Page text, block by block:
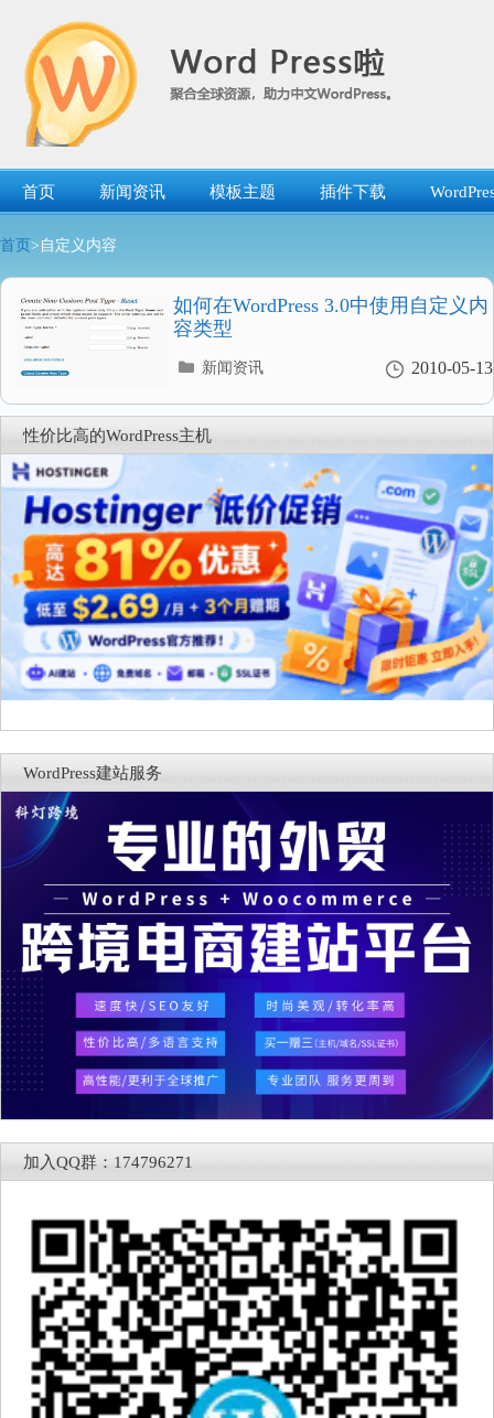
首页 新闻资讯 模板主题 插件下载
首页 >自定义内容
如何在WordPress 3.0中使用自定义内
容类型
2010-05-13
分
录
新闻资讯
性价比高的WordPress主机
WordPress建站服务
加入QQ群：174796271